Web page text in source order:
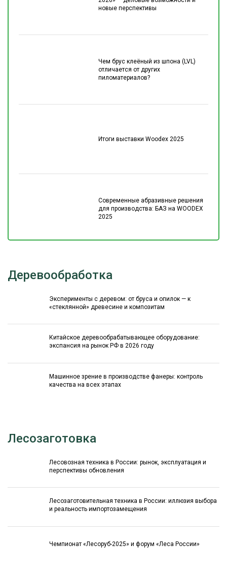
новые перспективы
Чем брус клеёный из шпона (LVL)
отличается от других
пиломатериалов?
Итоги выставки Woodex 2025
Современные абразивные решения
для производства: БАЗ на WOODEX
2025
Деревообработка
Эксперименты с деревом: от бруса и опилок — к
«стеклянной» древесине и композитам
Китайское деревообрабатывающее оборудование:
экспансия на рынок РФ в 2026 году
Машинное зрение в производстве фанеры: контроль
качества на всех этапах
Лесозаготовка
Лесовозная техника в России: рынок, эксплуатация и
перспективы обновления
Лесозаготовительная техника в России: иллюзия выбора
и реальность импортозамещения
Чемпионат «Лесоруб-2025» и форум «Леса России»